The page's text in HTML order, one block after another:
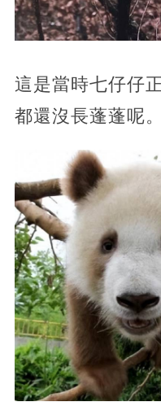
這是當時七仔仔
都還沒長蓬蓬呢。